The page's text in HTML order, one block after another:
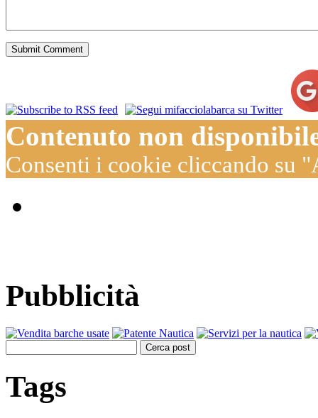
Submit Comment
Contenuto non
Consenti i cookie cliccando su
Pubblicità
Cerca post
Tags